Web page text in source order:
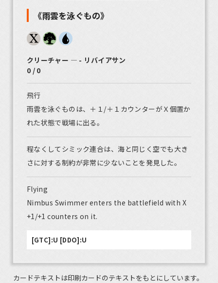
《雨雲を泳ぐもの》
クリーチャー ― - リバイアサン
0 / 0
飛行
雨雲を泳ぐものは、＋１/＋１カウンターがＸ個置か
れた状態で戦場に出る。
程なくしてシミック連合は、海と同じく空でも大き
さに対する制約が非常に少ないことを発見した。
Flying
Nimbus Swimmer enters the battlefield with X
+1/+1 counters on it.
[GTC]:U [DDO]:U
カードテキストは印刷カードのテキストをもとにしています。